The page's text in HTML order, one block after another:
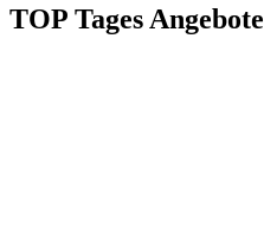
TOP Tages Angebote